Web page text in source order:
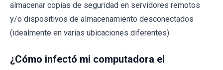
almacenar copias de seguridad en servidores remotos
y/o dispositivos de almacenamiento desconectados
(idealmente en varias ubicaciones diferentes).
¿Cómo infectó mi computadora el